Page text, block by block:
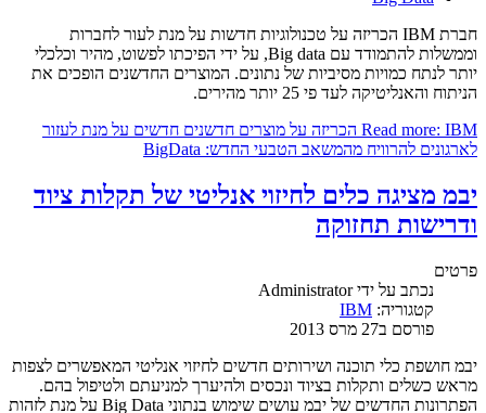
חברת IBM הכריזה על טכנולוגיות חדשות על מנת לעור לחברות
וממשלות להתמודד עם Big data, על ידי הפיכתו לפשוט, מהיר וכלכלי
יותר לנתח כמויות מסיביות של נתונים. המוצרים החדשנים הופכים את
הניתוח והאנליטיקה לעד פי 25 יותר מהירים.
Read more: IBM הכריזה על מוצרים חדשנים חדשים על מנת לעזור
לארגונים להרוויח מהמשאב הטבעי החדש: BigData
יבמ מציגה כלים לחיזוי אנליטי של תקלות ציוד
ודרישות תחזוקה
פרטים
נכתב על ידיAdministrator
קטגוריה: IBM
פורסם ב27 מרס 2013
יבמ חושפת כלי תוכנה ושירותים חדשים לחיזוי אנליטי המאפשרים לצפות
מראש כשלים ותקלות בציוד ונכסים ולהיערך למניעתם ולטיפול בהם.
הפתרונות החדשים של יבמ עושים שימוש בנתוני Big Data על מנת לזהות